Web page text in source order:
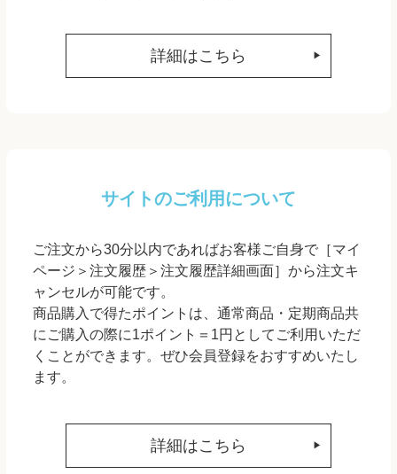
詳細はこちら
サイトのご利用について
ご注文から30分以内であればお客様ご自身で［マイ
ページ＞注文履歴＞注文履歴詳細画面］から注文キ
ャンセルが可能です。
商品購入で得たポイントは、通常商品・定期商品共
にご購入の際に1ポイント＝1円としてご利用いただ
くことができます。ぜひ会員登録をおすすめいたし
ます。
詳細はこちら